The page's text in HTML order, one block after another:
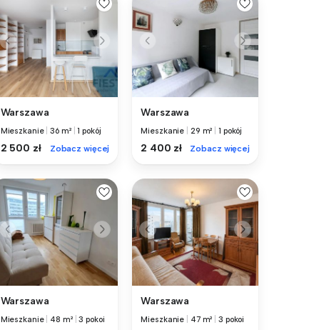
Warszawa
Mieszkanie |36 m² |1 pokój
2 500 zł Zobacz więcej
Warszawa
Mieszkanie 29 m² 1 pokój
2 400 zł Zobacz więcej
Warszawa
Mieszkanie 48 m² |3 pokoi
Warszawa
Mieszkanie 47 m² 3 pokoi